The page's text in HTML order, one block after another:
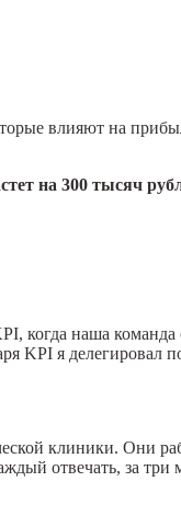
влияют на
на 300 тысяч
когда наша
KPI я делегировал
клиники. Они
отвечать, за три